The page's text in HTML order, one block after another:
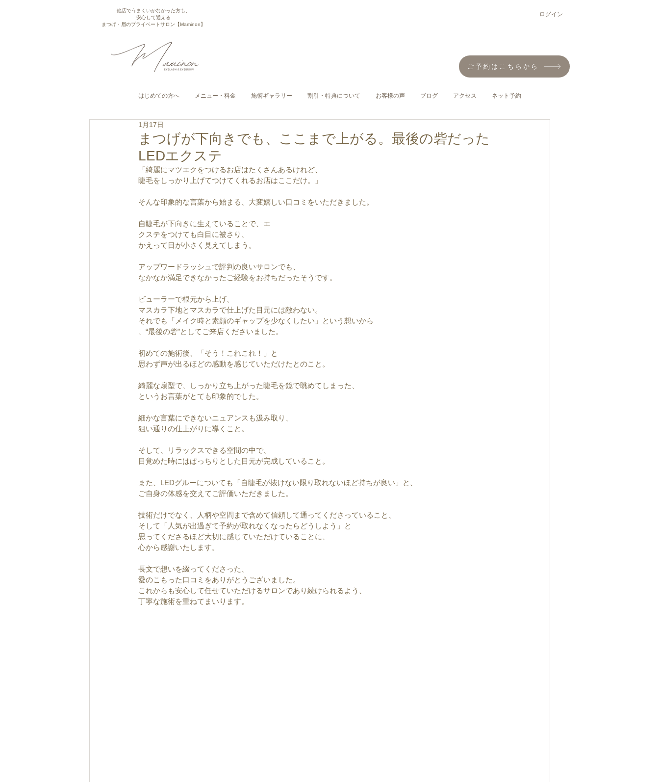
他店でうまくいかなかった方も、
安心して通える
まつげ・眉のプライベートサロン【Maminon】
ログイン
ご予約はこちらから
はじめての方へ メニュー・料金 施術ギャラリー 割引・特典について お客様の声 ブログ アクセス ネット予約
まつげが下向きでも、ここまで上がる。最後の砦だった
LEDエクステ
1月17日
「綺麗にマツエクをつけるお店はたくさんあるけれど、
睫毛をしっかり上げてつけてくれるお店はここだけ。」
そんな印象的な言葉から始まる、大変嬉しい口コミをいただきました。
自睫毛が下向きに生えていることで、エ
クステをつけても白目に被さり、
かえって目が小さく見えてしまう。
アップワードラッシュで評判の良いサロンでも、
なかなか満足できなかったご経験をお持ちだったそうです。
ビューラーで根元から上げ、
マスカラ下地とマスカラで仕上げた目元には敵わない。
それでも「メイク時と素顔のギャップを少なくしたい」という想いから
、“最後の砦”としてご来店くださいました。
初めての施術後、「そう！これこれ！」と
思わず声が出るほどの感動を感じていただけたとのこと。
綺麗な扇型で、しっかり立ち上がった睫毛を鏡で眺めてしまった、
というお言葉がとても印象的でした。
細かな言葉にできないニュアンスも汲み取り、
狙い通りの仕上がりに導くこと。
そして、リラックスできる空間の中で、
目覚めた時にはぱっちりとした目元が完成していること。
また、LEDグルーについても「自睫毛が抜けない限り取れないほど持ちが良い」と、
ご自身の体感を交えてご評価いただきました。
技術だけでなく、人柄や空間まで含めて信頼して通ってくださっていること、
そして「人気が出過ぎて予約が取れなくなったらどうしよう」と
思ってくださるほど大切に感じていただけていることに、
心から感謝いたします。
長文で想いを綴ってくださった、
愛のこもった口コミをありがとうございました。
これからも安心して任せていただけるサロンであり続けられるよう、
丁寧な施術を重ねてまいります。